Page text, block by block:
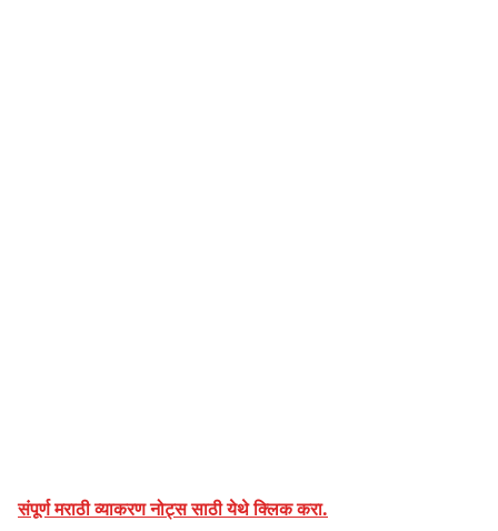
संपूर्ण मराठी व्याकरण नोट्स साठी येथे क्लिक करा.